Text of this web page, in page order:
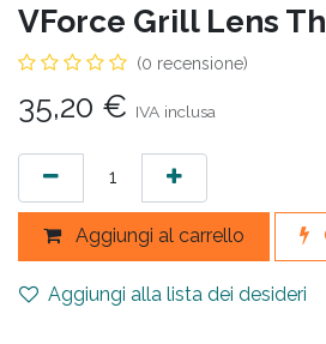
VForce Grill Lens
(0 recensione)
35,20 € IVA inclusa
Aggiungi al carrello
Aggiungi alla lista dei desideri